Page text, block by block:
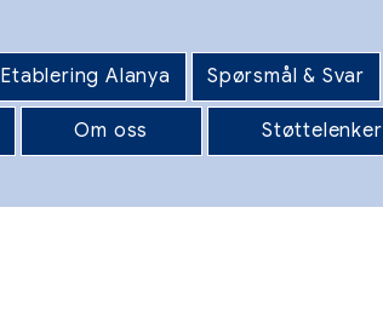
Etablering Alanya Spørsmål & Svar
Om oss Støttelenker